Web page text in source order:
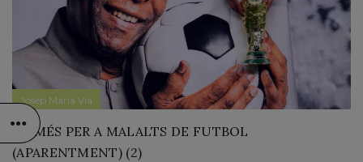
Josep Maria Via
NOMÉS PER A MALALTS DE FUTBOL
(APARENTMENT) (2)